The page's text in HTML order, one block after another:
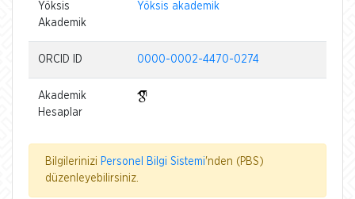
Yöksis
Akademik
Yöksis akademik
ORCID ID 0000-0002-4470-0274
Akademik
Hesaplar
Bilgilerinizi Personel Bilgi Sistemi'nden (PBS)
düzenleyebilirsiniz.